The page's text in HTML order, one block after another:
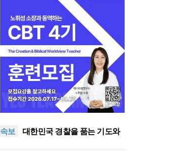
속보
한기연 “전쟁을 부르는 정책을
정신질환 평생유병률 27.8%,
대한민국 경찰을 품는 기도와